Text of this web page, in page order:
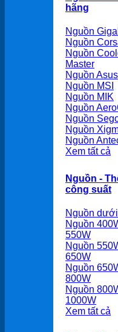
hãng
Nguồn
Nguồn
Nguồn
Master
Nguồn Asus
Nguồn MSI
Nguồn MIK
Nguồn
Nguồn
Nguồn
Nguồn
Xem tất cả
Nguồn -
công suất
Nguồn
Nguồn
550W
Nguồn
650W
Nguồn
800W
Nguồn
1000W
Xem tất cả